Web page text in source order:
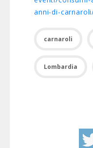
anni-di-
carnaroli
Lombardia